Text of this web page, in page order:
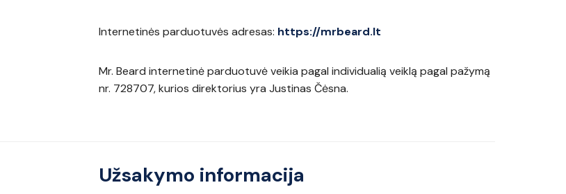
Internetinės parduotuvės adresas: https://mrbeard.lt
Mr. Beard internetinė parduotuvė veikia pagal individualią veiklą pagal pažymą
nr. 728707, kurios direktorius yra Justinas Čėsna.
Užsakymo informacija